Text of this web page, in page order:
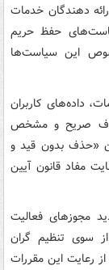
دهندگان خدمات
حفظ حریم
این سیاست‌ها
داده‌های کاربران
صریح و مشخص
«حذف بدون قید و
مفاد قانون آیین
مجوزهای فعالیت
سوی تنظیم گران
رعایت این مقررات